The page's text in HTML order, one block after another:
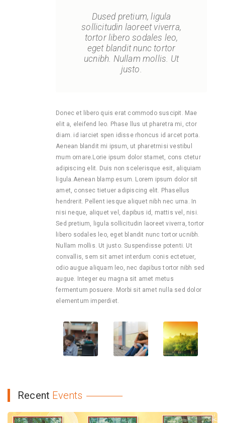
Dused pretium, ligula
sollicitudin laoreet viverra,
tortor libero sodales leo,
eget blandit nunc tortor
ucnibh. Nullam mollis. Ut
justo.
Donec et libero quis erat commodo suscipit. Mae
elit a, eleifend leo. Phase llus ut pharetra mi, ctor
diam. id iarciet spen idisse rhoncus id arcet porta.
Aenean blandit mi ipsum, ut pharetrnisi vestibul
mum ornare.Lorie ipsum dolor stamet, cons ctetur
adipiscing elit. Duis non scelerisque esit, aliquiam
ligula.Aenean blamp esum. Lorem ipsum dolor sit
amet, consec tietuer adipiscing elit. Phasellus
hendrerit. Pellent iesque aliquet nibh nec urna. In
nisi neque, aliquet vel, dapibus id, mattis vel, nisi.
Sed pretium, ligula sollicitudin laoreet viverra, tortor
libero sodales leo, eget blandit nunc tortor ucnibh.
Nullam mollis. Ut justo. Suspendisse potenti. Ut
convallis, sem sit amet interdum conis ectetuer,
odio augue aliquam leo, nec dapibus tortor nibh sed
augue. Integer eu magna sit amet metus
fermentum posuere. Morbi sit amet nulla sed dolor
elementum imperdiet.
Recent Events